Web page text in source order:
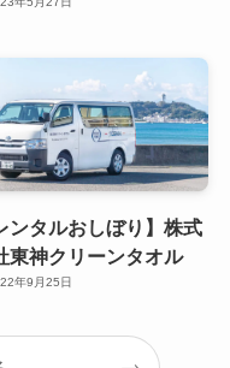
ンタルおしぼり】株式
東神クリーンタオル
年9月25日